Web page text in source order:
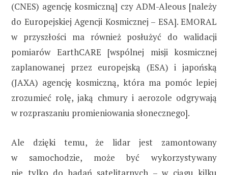
(CNES) agencję kosmiczną] czy ADM-Aleous [należy
do Europejskiej Agencji Kosmicznej – ESA]. EMORAL
w przyszłości ma również posłużyć do walidacji
pomiarów EarthCARE [wspólnej misji kosmicznej
zaplanowanej przez europejską (ESA) i japońską
(JAXA) agencję kosmiczną, która ma pomóc lepiej
zrozumieć rolę, jaką chmury i aerozole odgrywają
w rozpraszaniu promieniowania słonecznego].
Ale dzięki temu, że lidar jest zamontowany
w samochodzie, może być wykorzystywany